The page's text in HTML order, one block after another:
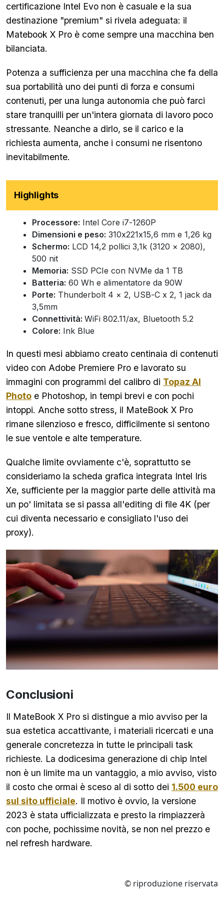
certificazione Intel Evo non è casuale e la sua
destinazione "premium" si rivela adeguata: il
Matebook X Pro è come sempre una macchina ben
bilanciata.
Potenza a sufficienza per una macchina che fa della
sua portabilità uno dei punti di forza e consumi
contenuti, per una lunga autonomia che può farci
stare tranquilli per un'intera giornata di lavoro poco
stressante. Neanche a dirlo, se il carico e la
richiesta aumenta, anche i consumi ne risentono
inevitabilmente.
Highlights
Processore: Intel Core i7-1260P
Dimensioni e peso: 310x221x15,6 mm e 1,26 kg
Schermo: LCD 14,2 pollici 3,1k (3120 × 2080),
500 nit
Memoria: SSD PCIe con NVMe da 1 TB
Batteria: 60 Wh e alimentatore da 90W
Porte: Thunderbolt 4 × 2, USB-C x 2, 1 jack da
3,5mm
Connettività: WiFi 802.11/ax, Bluetooth 5.2
Colore: Ink Blue
In questi mesi abbiamo creato centinaia di contenuti
video con Adobe Premiere Pro e lavorato su
immagini con programmi del calibro di Topaz AI
Photo e Photoshop, in tempi brevi e con pochi
intoppi. Anche sotto stress, il MateBook X Pro
rimane silenzioso e fresco, difficilmente si sentono
le sue ventole e alte temperature.
Qualche limite ovviamente c'è, soprattutto se
consideriamo la scheda grafica integrata Intel Iris
Xe, sufficiente per la maggior parte delle attività ma
un po' limitata se si passa all'editing di file 4K (per
cui diventa necessario e consigliato l'uso dei
proxy).
Conclusioni
Il MateBook X Pro si distingue a mio avviso per la
sua estetica accattivante, i materiali ricercati e una
generale concretezza in tutte le principali task
richieste. La dodicesima generazione di chip Intel
non è un limite ma un vantaggio, a mio avviso, visto
il costo che ormai è sceso al di sotto dei 1.500 euro
sul sito ufficiale. Il motivo è ovvio, la versione
2023 è stata ufficializzata e presto la rimpiazzerà
con poche, pochissime novità, se non nel prezzo e
nel refresh hardware.
© riproduzione riservata